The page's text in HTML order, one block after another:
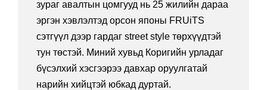
зураг авалтын цомгууд нь 25 жилийн дараа
эргэн хэвлэлтэд орсон японы FRUiTS
сэтгүүл дээр гардаг street style төрхүүдтэй
тун төстэй. Миний хувьд Коригийн урладаг
бүсэлхий хэсгээрээ давхар оруулгатай
нарийн хийцтэй юбкад дуртай.